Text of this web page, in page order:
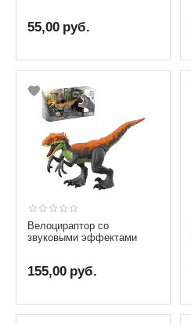
55,00 руб.
Велоцираптор со
звуковыми эффектами
155,00 руб.